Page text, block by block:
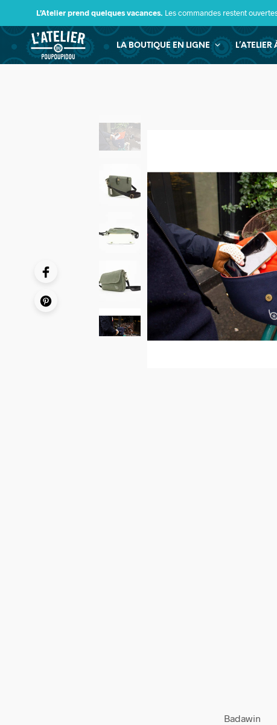
L’Atelier prend quelques vacances. Les commandes restent
LA BOUTIQUE EN LIGNE
Badawin